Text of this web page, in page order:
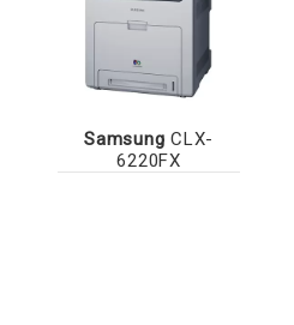
Samsung CLX-
6220FX